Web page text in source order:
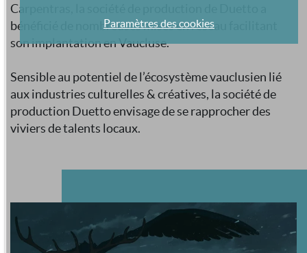
Carpentras, la société de production de Duetto a
bénéficié de nombreuses mises en réseau facilitant
son implantation en Vaucluse.
Sensible au potentiel de l’écosystème vauclusien lié
aux industries culturelles & créatives, la société de
production Duetto envisage de se rapprocher des
viviers de talents locaux.
Paramètres des cookies